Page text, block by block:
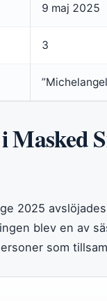
9 maj 2025
3
Masked
2025
blev en av
som